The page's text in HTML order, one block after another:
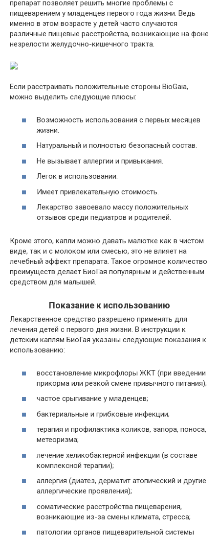
препарат позволяет решить многие проблемы с
пищеварением у младенцев первого года жизни. Ведь
именно в этом возрасте у детей часто случаются
различные пищевые расстройства, возникающие на фоне
незрелости желудочно-кишечного тракта.
Если расстраивать положительные стороны BioGaia,
можно выделить следующие плюсы:
Возможность использования с первых месяцев
жизни.
Натуральный и полностью безопасный состав.
Не вызывает аллергии и привыкания.
Легок в использовании.
Имеет привлекательную стоимость.
Лекарство завоевало массу положительных
отзывов среди педиатров и родителей.
Кроме этого, капли можно давать малютке как в чистом
виде, так и с молоком или смесью, это не влияет на
лечебный эффект препарата. Такое огромное количество
преимуществ делает БиоГая популярным и действенным
средством для малышей.
Показание к использованию
Лекарственное средство разрешено применять для
лечения детей с первого дня жизни. В инструкции к
детским каплям БиоГая указаны следующие показания к
использованию:
восстановление микрофлоры ЖКТ (при введении
прикорма или резкой смене привычного питания);
частое срыгивание у младенцев;
бактериальные и грибковые инфекции;
терапия и профилактика коликов, запора, поноса,
метеоризма;
лечение хеликобактерной инфекции (в составе
комплексной терапии);
аллергия (диатез, дерматит атопический и другие
аллергические проявления);
соматические расстройства пищеварения,
возникающие из-за смены климата, стресса;
патологии органов пищеварительной системы